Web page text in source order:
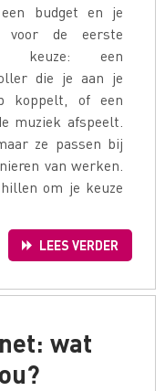
budget en je
voor de eerste
keuze: een
die je aan je
koppelt, of een
muziek afspeelt.
ze passen bij
van werken.
om je keuze
LEES VERDER
wat